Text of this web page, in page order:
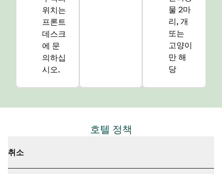
위치는
프론트
데스크
에 문
의하십
시오.
물 2마
리, 개
또는
고양이
만 해
당
호텔 정책
취소